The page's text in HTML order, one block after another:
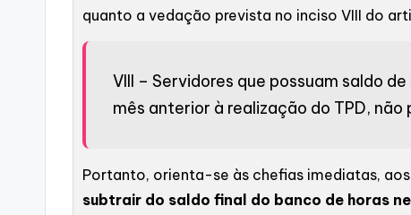
quanto a vedação prevista no inciso VIII do
VIII – Servidores que possuam saldo
mês anterior à realização do TPD,
Portanto, orienta-se às chefias imediatas,
subtrair do saldo final do banco de horas